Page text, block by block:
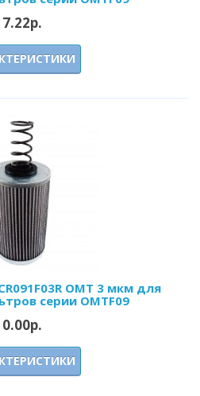
7.22р.
OMT 3 мкм для
серии OMTF09
0.00р.